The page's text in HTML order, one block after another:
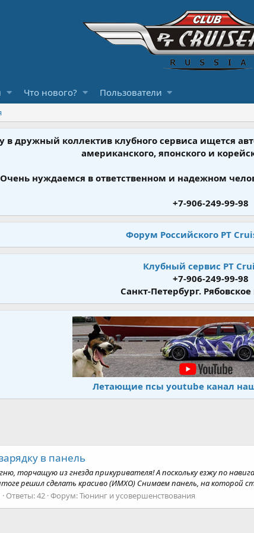
Что нового? Пользователи
в дружный коллектив клубного сервиса ищется
американского, японского и
Очень нуждаемся в ответственном и надежном
+7-906-249-99-98
Форум Российского PT
Клубный сервис PT
+7-906-249-99-98
Санкт-Петербург.
Летающие псы youtube канал
в панель
торчащую из гнезда прикуривателя! А поскольку езжу по
решил сделать красиво (ИМХО) Снимаем панель, на которой
Ответы: 42 Форум:Тюнинг и усовершенствования